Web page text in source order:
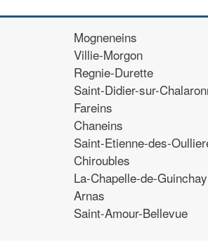
Mogneneins
Villie-Morgon
Regnie-Durette
Saint-Didier-sur-
Fareins
Chaneins
Saint-Etienne-des-
Chiroubles
La-Chapelle-de-Guinchay
Arnas
Saint-Amour-Bellevue